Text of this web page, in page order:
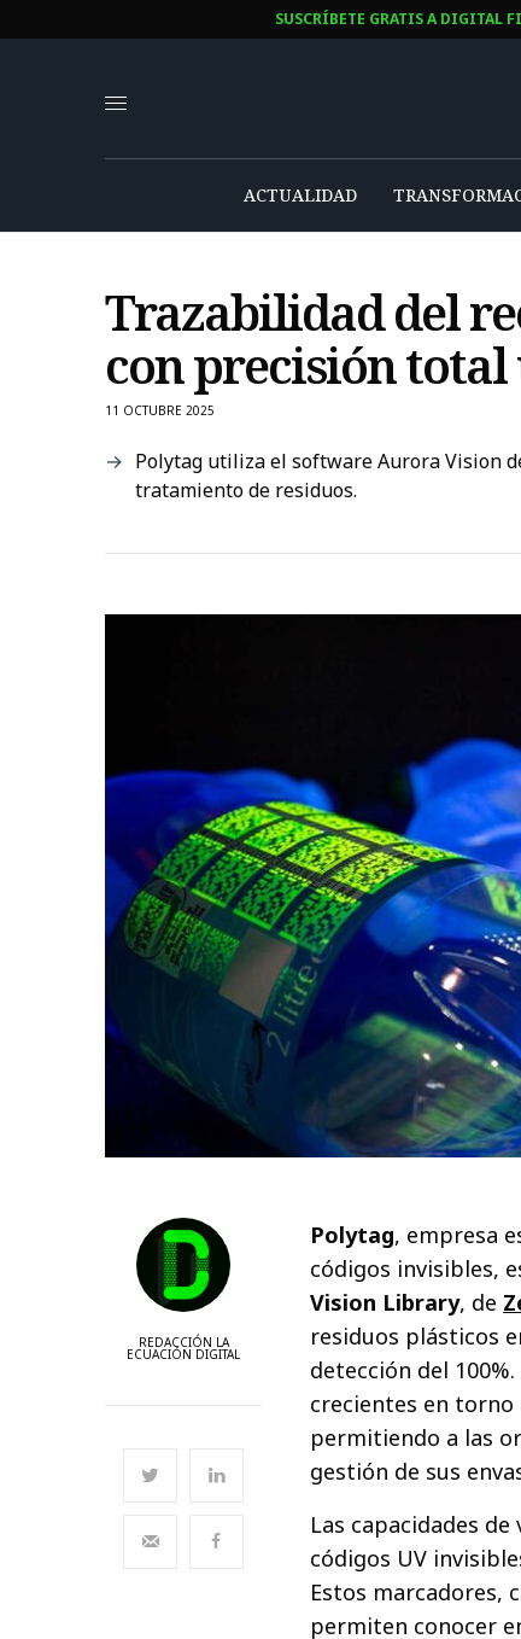
SUSCRÍBETE GRATIS A DIGITAL
ACTUALIDAD
Trazabilidad del
con precisión
11 OCTUBRE 2025
Polytag utiliza el software Aurora Vision
tratamiento de residuos.
REDACCIÓN LA
ECUACIÓN DIGITAL
Polytag, empresa
códigos invisibles,
Vision Library, de
residuos plásticos
detección del
crecientes en torno
permitiendo a las
gestión de sus
Las capacidades
códigos UV
Estos marcadores,
permiten conocer